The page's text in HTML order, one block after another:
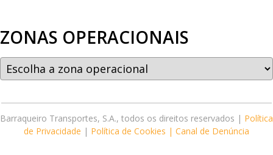
ZONAS OPERACIONAIS
Barraqueiro Transportes, S.A., todos os direitos reservados | Política
de Privacidade | Política de Cookies | Canal de Denúncia